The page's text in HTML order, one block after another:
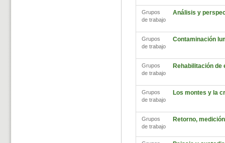
Grupos
de trabajo
Análisis y
Grupos
de trabajo
Contaminación
Grupos
de trabajo
Rehabilitación
Grupos
de trabajo
Los montes y la
Grupos
de trabajo
Retorno,